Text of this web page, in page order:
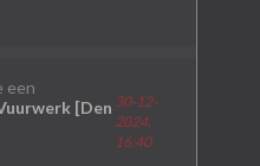
een
[Den 30-12-
2024,
16:40